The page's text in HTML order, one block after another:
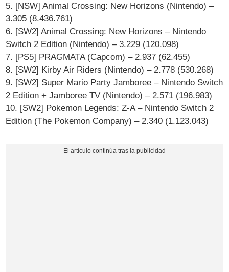
5. [NSW] Animal Crossing: New Horizons (Nintendo) –
3.305 (8.436.761)
6. [SW2] Animal Crossing: New Horizons – Nintendo
Switch 2 Edition (Nintendo) – 3.229 (120.098)
7. [PS5] PRAGMATA (Capcom) – 2.937 (62.455)
8. [SW2] Kirby Air Riders (Nintendo) – 2.778 (530.268)
9. [SW2] Super Mario Party Jamboree – Nintendo Switch
2 Edition + Jamboree TV (Nintendo) – 2.571 (196.983)
10. [SW2] Pokemon Legends: Z-A – Nintendo Switch 2
Edition (The Pokemon Company) – 2.340 (1.123.043)